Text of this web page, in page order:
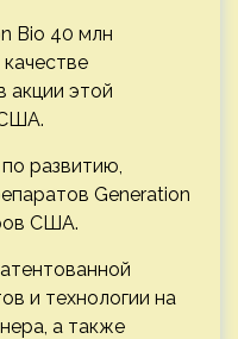
Bio 40 млн
акции этой
развитию,
Generation
США.
и технологии на
а также